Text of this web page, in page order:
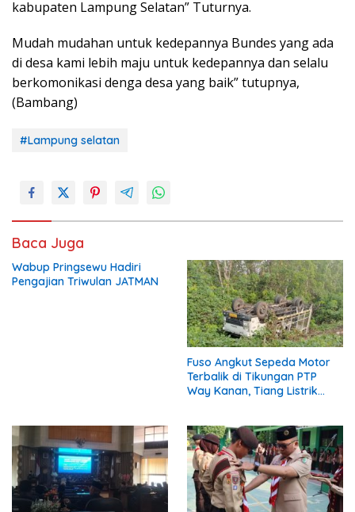
kabupaten Lampung Selatan” Tuturnya.
Mudah mudahan untuk kedepannya Bundes yang ada
di desa kami lebih maju untuk kedepannya dan selalu
berkomonikasi denga desa yang baik” tutupnya,
(Bambang)
#Lampung selatan
Baca Juga
Wabup Pringsewu Hadiri
Pengajian Triwulan JATMAN
Fuso Angkut Sepeda Motor
Terbalik di Tikungan PTP
Way Kanan, Tiang Listrik